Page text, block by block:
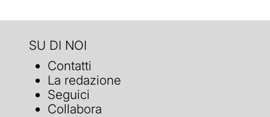
SU DI NOI
Contatti
La redazione
Seguici
Collabora